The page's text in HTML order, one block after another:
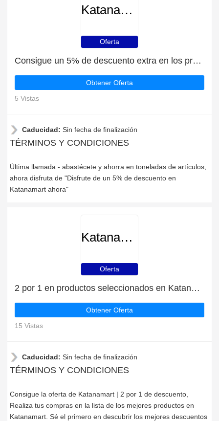
Katanamart
Oferta
Consigue un 5% de descuento extra en los productos de Katanamart
Obtener Oferta
5 Vistas
Caducidad: Sin fecha de finalización
TÉRMINOS Y CONDICIONES
Última llamada - abastécete y ahorra en toneladas de artículos,
ahora disfruta de "Disfrute de un 5% de descuento en
Katanamart ahora"
Katanamart
Oferta
2 por 1 en productos seleccionados en Katanamart
Obtener Oferta
15 Vistas
Caducidad: Sin fecha de finalización
TÉRMINOS Y CONDICIONES
Consigue la oferta de Katanamart | 2 por 1 de descuento,
Realiza tus compras en la lista de los mejores productos en
Katanamart. Sé el primero en descubrir los mejores descuentos